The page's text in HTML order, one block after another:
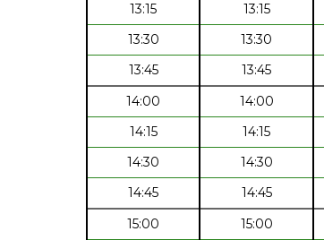
13:15
13:15
13:30
13:30
13:45
13:45
14:00
14:00
14:15
14:15
14:30
14:30
14:45
14:45
15:00
15:00